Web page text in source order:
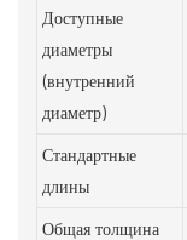
Доступные
диаметры
(внутренний
диаметр)
Стандартные
длины
Общая толщина